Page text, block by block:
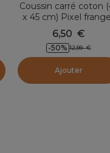
Coussin carré coton
x 45 cm) Pixel
Noir
6,50 €
-50% 12,99 €
Ajouter